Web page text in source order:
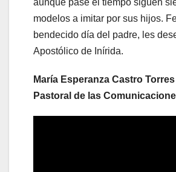
aunque pase el tiempo siguen
modelos a imitar por sus hijos.
bendecido día del padre, les
Apostólico de Inírida.
María Esperanza Castro
Pastoral de las